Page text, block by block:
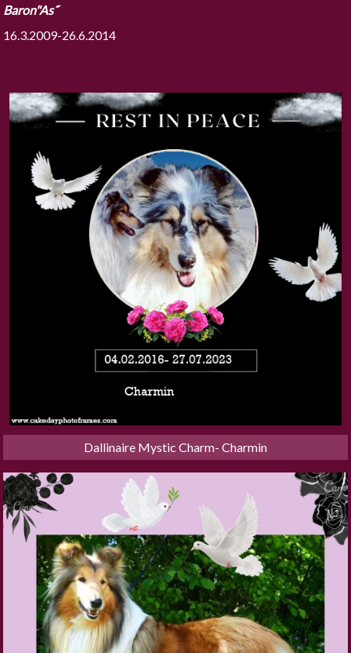
Baron"As˝
16.3.2009-26.6.2014
Dallinaire Mystic Charm- Charmin